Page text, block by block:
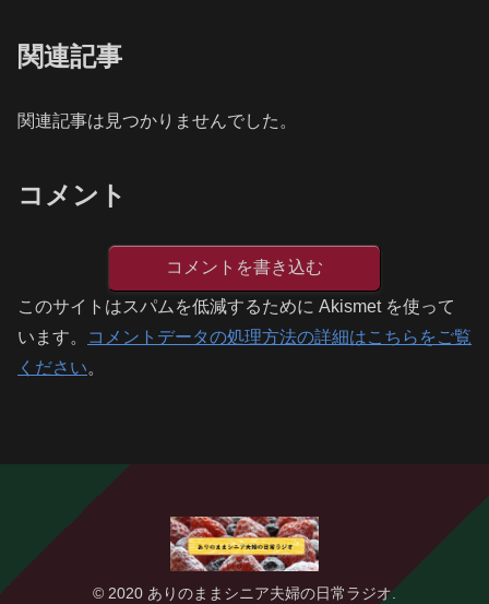
関連記事
関連記事は見つかりませんでした。
コメント
コメントを書き込む
このサイトはスパムを低減するために Akismet を使って
います。
コメントデータの処理方法の詳細はこちらをご覧
ください。
© 2020 ありのままシニア夫婦の日常ラジオ.